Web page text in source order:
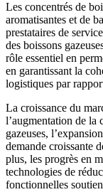
Les concentrés de
aromatisantes et de
prestataires de
des boissons
rôle essentiel en
en garantissant la
logistiques par
La croissance du
l’augmentation de la
gazeuses,
demande croissante
plus, les progrès en
technologies de
fonctionnelles